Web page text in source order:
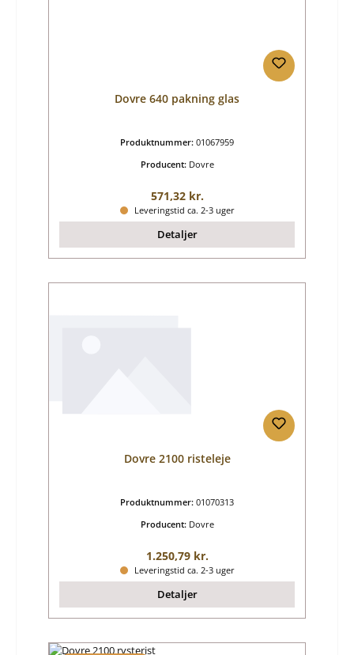
Dovre 640 pakning glas
Produktnummer: 01067959
Producent: Dovre
Almindelig pris:
571,32 kr.
Leveringstid ca. 2-3 uger
Detaljer
Dovre 2100 risteleje
Produktnummer: 01070313
Producent: Dovre
Almindelig pris:
1.250,79 kr.
Leveringstid ca. 2-3 uger
Detaljer